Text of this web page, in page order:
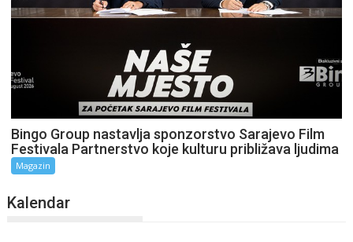
Bingo Group nastavlja sponzorstvo Sarajevo Film
Festivala Partnerstvo koje kulturu približava ljudima
Magazin
Kalendar